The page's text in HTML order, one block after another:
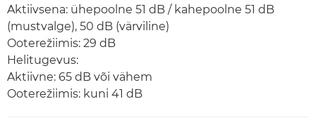
Aktiivsena: ühepoolne 51 dB / kahepoolne 51 dB
(mustvalge), 50 dB (värviline)
Ooterežiimis: 29 dB
Helitugevus:
Aktiivne: 65 dB või vähem
Ooterežiimis: kuni 41 dB